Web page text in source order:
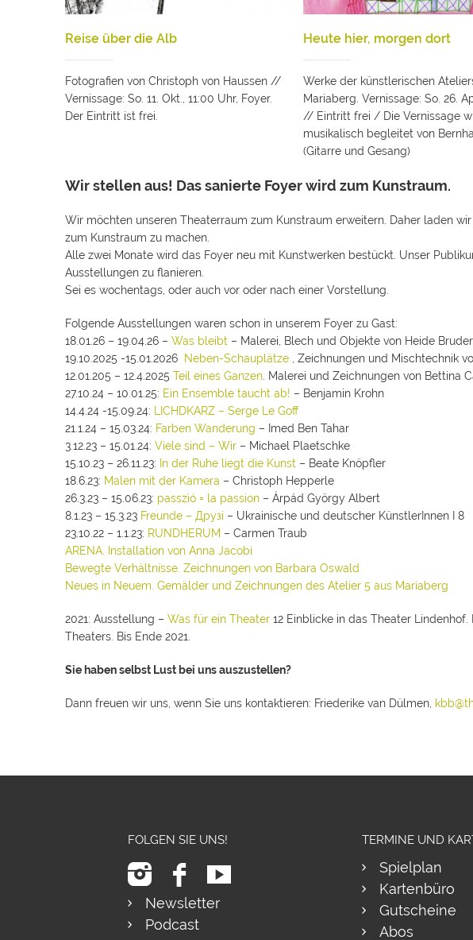
Reise über die Alb
Fotografien von Christoph von Haussen //
Vernissage: So. 11. Okt., 11:00 Uhr, Foyer.
Der Eintritt ist frei.
Heute hier, morgen dort
Werke der künstlerischen
Mariaberg. Vernissage: So. 26.
// Eintritt frei / Die Vernissage
musikalisch begleitet von
(Gitarre und Gesang)
Wir stellen aus! Das sanierte Foyer wird zum Kunstraum.
Wir möchten unseren Theaterraum zum Kunstraum erweitern. Daher laden
zum Kunstraum zu machen.
Alle zwei Monate wird das Foyer neu mit Kunstwerken bestückt. Unser
Ausstellungen zu flanieren.
Sei es wochentags, oder auch vor oder nach einer Vorstellung.
Folgende Ausstellungen waren schon in unserem Foyer zu Gast:
18.01.26 – 19.04.26 – Was bleibt – Malerei, Blech und Objekte von Heide Bruder
19.10.2025 -15.01.2026
Neben-Schauplätze
, Zeichnungen und Mischtechnik
12.01.205 – 12.4.2025 Teil eines Ganzen . Malerei und Zeichnungen von Bettina
27.10.24 – 10.01.25: Ein Ensemble taucht ab! – Benjamin Krohn
14.4.24 -15.09.24:
LICHDKARZ – Serge Le Goff
21.1.24 – 15.03.24: Farben Wanderung – Imed Ben Tahar
3.12.23 – 15.01.24: Viele sind – Wir – Michael Plaetschke
15.10.23 – 26.11.23: In der Ruhe liegt die Kunst – Beate Knöpfler
18.6.23: Malen mit der Kamera – Christoph Hepperle
26.3.23 – 15.06.23: passzió = la passion – Árpád György Albert
8.1.23 – 15.3.23 Freunde – Друзі – Ukrainische und deutscher KünstlerInnen I 8
23.10.22 – 1.1.23: RUNDHERUM – Carmen Traub
ARENA. Installation von Anna Jacobi
Bewegte Verhältnisse. Zeichnungen von Barbara Oswald
Neues in Neuem. Gemälder und Zeichnungen des Atelier 5 aus Mariaberg
2021: Ausstellung – Was für ein Theater 12 Einblicke in das Theater
Theaters. Bis Ende 2021.
Sie haben selbst Lust bei uns auszustellen?
Dann freuen wir uns, wenn Sie uns kontaktieren: Friederike van Dülmen,
FOLGEN SIE UNS!
Newsletter
Podcast
TERMINE UND
Spielplan
Kartenbüro
Gutscheine
Abos